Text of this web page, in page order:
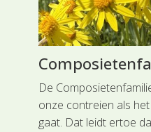
De
onze contreien als
gaat. Dat leidt ertoe